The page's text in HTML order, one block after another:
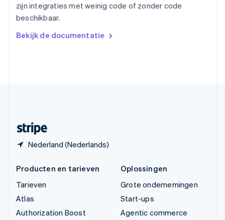
zijn integraties met weinig code of zonder code
beschikbaar.
Bekijk de documentatie
Nederland (Nederlands)
Vasteland van China
简体中文English
English
Producten en tarieven
Tarieven
Atlas
Authorization Boost
Oplossingen
Grote ondernemingen
Start-ups
Agentic commerce